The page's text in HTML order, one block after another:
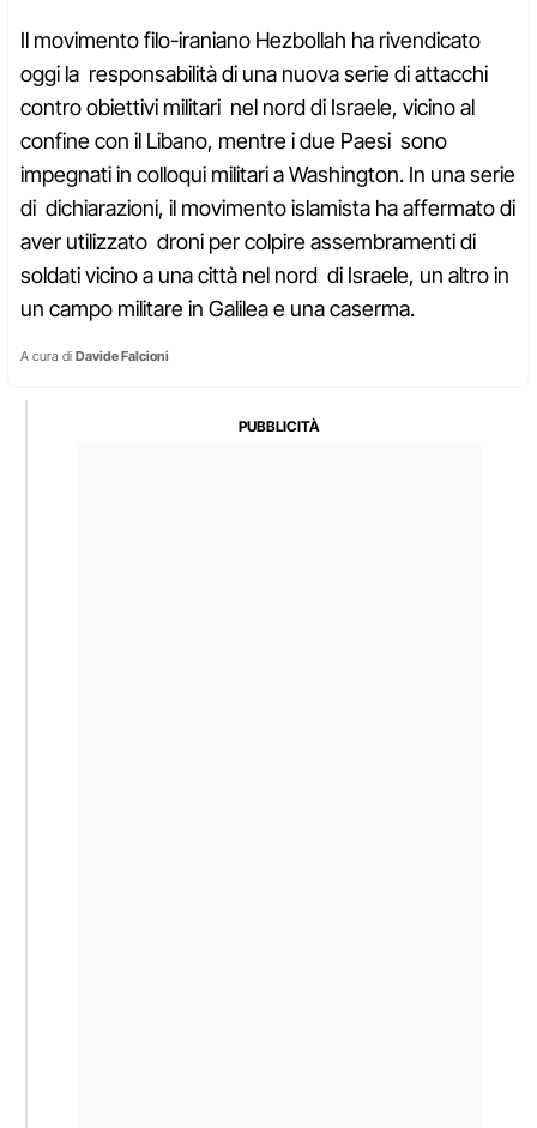
Il movimento filo-iraniano Hezbollah ha rivendicato
oggi la responsabilità di una nuova serie di attacchi
contro obiettivi militari nel nord di Israele, vicino al
confine con il Libano, mentre i due Paesi sono
impegnati in colloqui militari a Washington. In una serie
di dichiarazioni, il movimento islamista ha affermato di
aver utilizzato droni per colpire assembramenti di
soldati vicino a una città nel nord di Israele, un altro in
un campo militare in Galilea e una caserma.
A cura di Davide Falcioni